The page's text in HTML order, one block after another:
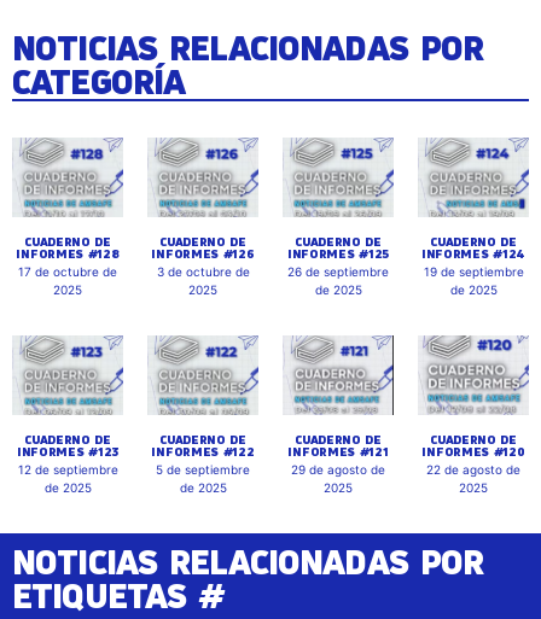
NOTICIAS RELACIONADAS POR
CATEGORÍA
CUADERNO DE
INFORMES #128
17 de octubre de
2025
CUADERNO DE
INFORMES #126
3 de octubre de
2025
CUADERNO DE
INFORMES #125
26 de septiembre
de 2025
CUADERNO DE
INFORMES #124
19 de septiembre
de 2025
CUADERNO DE
INFORMES #123
12 de septiembre
de 2025
CUADERNO DE
INFORMES #122
5 de septiembre
de 2025
CUADERNO DE
INFORMES #121
29 de agosto de
2025
CUADERNO DE
INFORMES #120
22 de agosto de
2025
NOTICIAS RELACIONADAS POR
ETIQUETAS #